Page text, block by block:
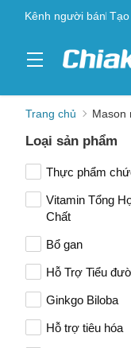
Kênh người bán
Trang chủ Mason
Loại sản phẩm
Thực phẩm
Vitamin Tổng
Chất
Bổ gan
Hỗ Trợ Tiểu
Ginkgo Biloba
Hỗ trợ tiêu hóa